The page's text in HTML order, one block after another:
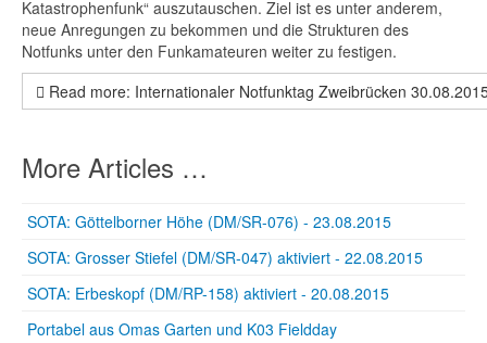
Katastrophenfunk“ auszutauschen. Ziel ist es unter anderem,
neue Anregungen zu bekommen und die Strukturen des
Notfunks unter den Funkamateuren weiter zu festigen.
Read more: Internationaler Notfunktag Zweibrücken
More Articles …
SOTA: Göttelborner Höhe (DM/SR-076) - 23.08.2015
SOTA: Grosser Stiefel (DM/SR-047) aktiviert - 22.08.2015
SOTA: Erbeskopf (DM/RP-158) aktiviert - 20.08.2015
Portabel aus Omas Garten und K03 Fieldday